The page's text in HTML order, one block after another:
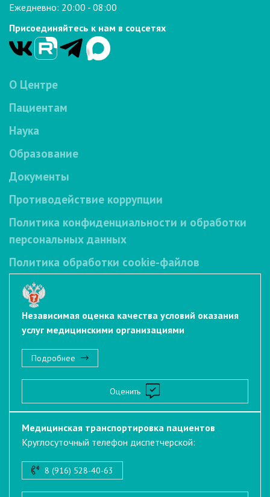
Ежедневно: 20:00 - 08:00
Присоединяйтесь к нам в соцсетях
О Центре
Пациентам
Наука
Образование
Документы
Противодействие коррупции
Политика конфиденциальности и обработки
персональных данных
Политика обработки cookie-файлов
Независимая оценка качества условий оказания
услуг медицинскими организациями
Подробнее
Оценить
Медицинская транспортировка пациентов
Круглосуточный телефон диспетчерской:
8 (916) 528-40-63